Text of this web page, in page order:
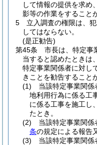
して情報の提供を求め
影等の作業をすること
5
立入調査の権限は、
してはならない。
(是正勧告)
第45条
市長は、特定事
当すると認めたときは
特定事業関係者に対し
きことを勧告すること
(1)
当該特定事業関
地利用行為に係る工
に係る工事を施工し
たとき。
(2)
当該特定事業関係
条の規定による報告
(3)
当該特定事業関